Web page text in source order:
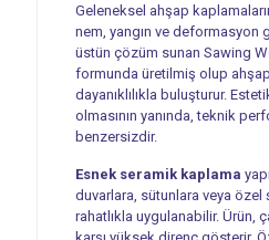
Geleneksel ahşap
nem, yangın ve deformasyon
üstün çözüm sunan Sawing
formunda üretilmiş olup
dayanıklılıkla buluşturur.
olmasının yanında, teknik
benzersizdir.
Esnek seramik kaplama
duvarlara, sütunlara veya özel
rahatlıkla uygulanabilir. Ürün,